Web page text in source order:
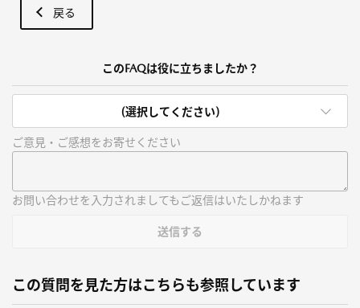
戻る
このFAQは役に立ちましたか？
(選択してください)
ご意見・ご感想をお寄せください
お問い合わせを入力されましてもご返信はいたしかねます
送信する
この質問を見た方はこちらも参照しています